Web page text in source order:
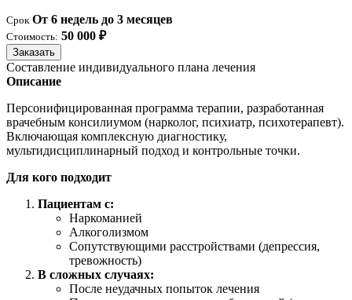
Срок От 6 недель до 3 месяцев
Стоимость: 50 000 ₽
Заказать
Составление индивидуального плана лечения
Описание
Персонифицированная программа терапии, разработанная
врачебным консилиумом (нарколог, психиатр, психотерапевт).
Включающая комплексную диагностику,
мультидисциплинарный подход и контрольные точки.
Для кого подходит
Пациентам с:
Наркоманией
Алкоголизмом
Сопутствующими расстройствами (депрессия,
тревожность)
В сложных случаях:
После неудачных попыток лечения